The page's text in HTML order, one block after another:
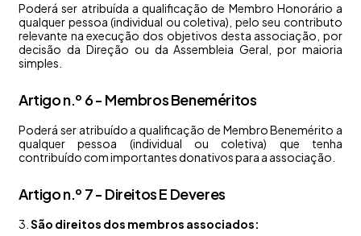
Poderá ser atribuída a qualificação de Membro Honorário a
qualquer pessoa (individual ou coletiva), pelo seu contributo
relevante na execução dos objetivos desta associação, por
decisão da Direção ou da Assembleia Geral, por maioria
simples.
Artigo n.º 6 - Membros Beneméritos
Poderá ser atribuído a qualificação de Membro Benemérito a
qualquer pessoa (individual ou coletiva) que tenha
contribuído com importantes donativos para a associação.
Artigo n.º 7 - Direitos E Deveres
3. São direitos dos membros associados: